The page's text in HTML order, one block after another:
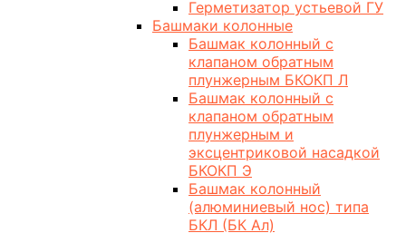
Герметизатор устьевой ГУ
Башмаки колонные
Башмак колонный с
клапаном обратным
плунжерным БКОКП Л
Башмак колонный с
клапаном обратным
плунжерным и
эксцентриковой насадкой
БКОКП Э
Башмак колонный
(алюминиевый нос) типа
БКЛ (БК Ал)